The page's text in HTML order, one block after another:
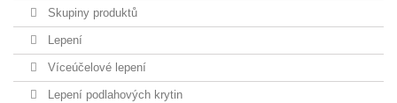
Skupiny produktů
Lepení
Víceúčelové lepení
Lepení podlahových krytin